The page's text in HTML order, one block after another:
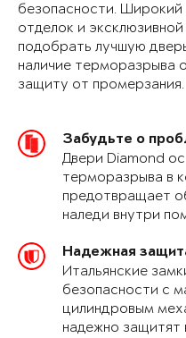
безопасности. Широкий
отделок и
подобрать лучшую
наличие терморазрыва
защиту от промерзания.
Забудьте о
Двери Diamond
терморазрыва в
предотвращает
наледи внутри
Надежная
Итальянские
безопасности с
цилиндровым
надежно защитят